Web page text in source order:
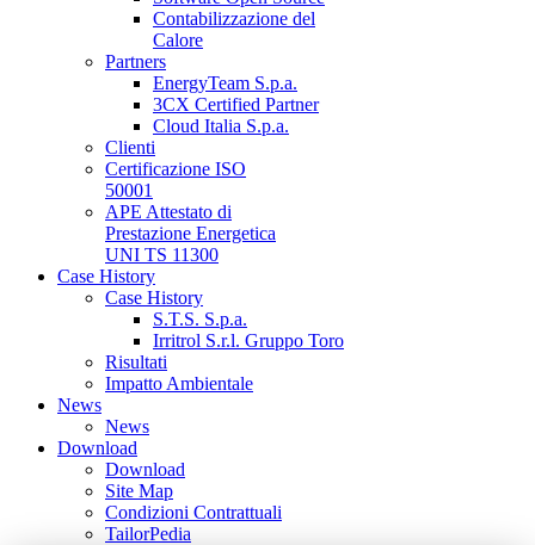
Contabilizzazione del
Calore
Partners
EnergyTeam S.p.a.
3CX Certified Partner
Cloud Italia S.p.a.
Clienti
Certificazione ISO
50001
APE Attestato di
Prestazione Energetica
UNI TS 11300
Case History
Case History
S.T.S. S.p.a.
Irritrol S.r.l. Gruppo Toro
Risultati
Impatto Ambientale
News
News
Download
Download
Site Map
Condizioni Contrattuali
TailorPedia